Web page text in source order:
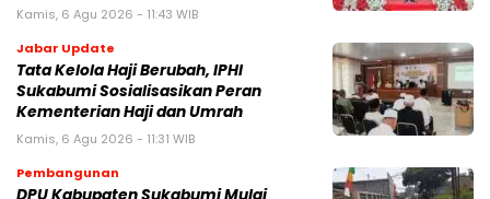
Kamis, 6 Agu 2026 - 11:43 WIB
Jabar Update
Tata Kelola Haji Berubah, IPHI
Sukabumi Sosialisasikan Peran
Kementerian Haji dan Umrah
Kamis, 6 Agu 2026 - 11:31 WIB
Pembangunan